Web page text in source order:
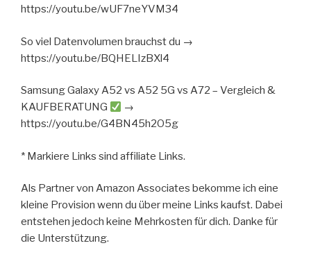
https://youtu.be/wUF7neYVM34
So viel Datenvolumen brauchst du →
https://youtu.be/BQHELIzBXl4
Samsung Galaxy A52 vs A52 5G vs A72 – Vergleich &
KAUFBERATUNG
→
https://youtu.be/G4BN45h2O5g
* Markiere Links sind affiliate Links.
Als Partner von Amazon Associates bekomme ich eine
kleine Provision wenn du über meine Links kaufst. Dabei
entstehen jedoch keine Mehrkosten für dich. Danke für
die Unterstützung.